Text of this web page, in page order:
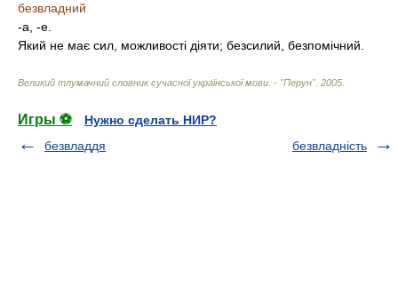
безвладний
-а, -е.
Який не має сил, можливості діяти; безсилий, безпомічний.
Великий тлумачний словник сучасної української мови. - "Перун". 2005
Игры ⚽
Нужно сделать НИР?
безвладдя
безвладність